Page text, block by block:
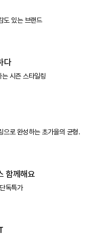
도 있는 브랜드
다
시즌 스타일링
으로 완성하는 초가을의 균형.
함께해요
독특가